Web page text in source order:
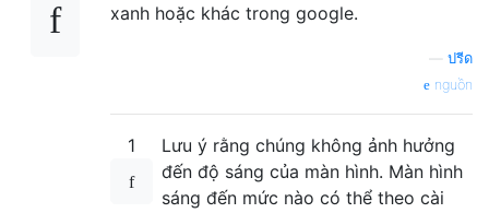
xanh hoặc khác trong google.
ปรีด
nguồn
1
Lưu ý rằng chúng không ảnh hưởng
đến độ sáng của màn hình. Màn hình
sáng đến mức nào có thể theo cài